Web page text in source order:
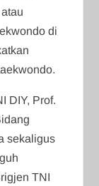
di
DIY, Prof.
sekaligus
TNI